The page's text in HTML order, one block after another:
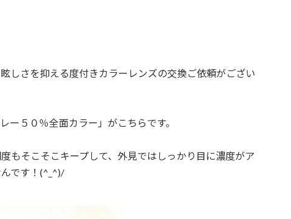
しさを抑える度付きカラーレンズの交換ご依頼がござい
ー５０％全面カラー」がこちらです。
もそこそこキープして、外見ではしっかり目に濃度がア
です！(^_^)/